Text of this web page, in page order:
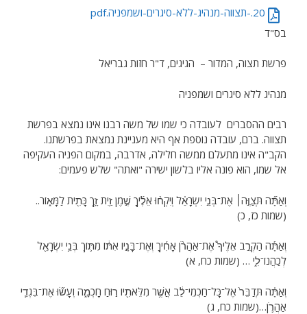
20.-תצווה-מנהיג-ללא-סיגרים-ושמפניה.pdf
בס"ד
פרשת תצוה, המדור – הגיגים, ד"ר חזות גבריאל
מנהיג ללא סיגרים ושמפניה
רבים ההסברים לעובדה כי שמו של משה רבנו אינו נמצא בפרשת
תצווה. ברם, עובדה נוספת אף היא מעניינת נמצאת בפרשתנו.
הקב"ה אינו מתעלם ממשה חלילה, אדרבה, במקום הפניה העקיפה
אל שמו, הוא פונה אליו בלשון ישירה "ואתה" שלש פעמים:
וְאַתָּ֞ה תְּצַוֶּ֣ה׀ אֶת־בְּנֵ֣י יִשְׂרָאֵ֗ל וְיִקְח֨וּ אֵלֶ֜יךָ שֶׁ֣מֶן זַ֥יִת זָ֛ךְ כָּתִ֖ית לַמָּא֑וֹר..
(שמות כז, כ)
וְאַתָּ֡ה הַקְרֵ֣ב אֵלֶיךָ֩ אֶת־אַהֲרֹ֨ן אָחִ֜יךָ וְאֶת־בָּנָ֣יו אִתּ֔וֹ מִתּ֛וֹךְ בְּנֵ֥י יִשְׂרָאֵ֖ל
לְכַהֲנוֹ־לִ֑י … (שמות כח, א)
וְאַתָּ֗ה תְּדַבֵּר֙ אֶל־כָּל־חַכְמֵי־לֵ֔ב אֲשֶׁ֥ר מִלֵּאתִ֖יו ר֣וּחַ חָכְמָ֑ה וְעָשׂ֞וּ אֶת־בִּגְדֵ֧י
אַהֲרֹ֛ן…(שמות כח, ג)